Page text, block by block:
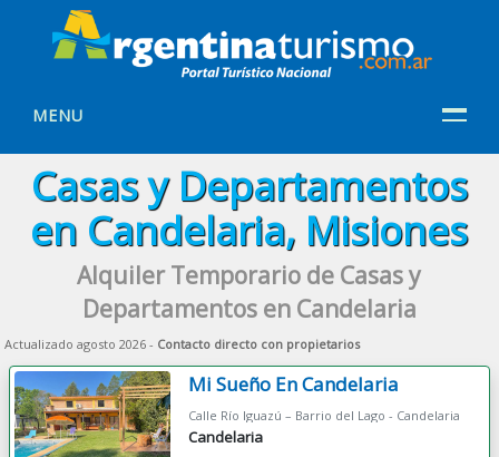
MENU
Casas y Departamentos
en Candelaria, Misiones
Alquiler Temporario de Casas y
Departamentos en Candelaria
Actualizado agosto 2026 - Contacto directo con propietarios
Mi Sueño En Candelaria
Calle Río Iguazú – Barrio del Lago - Candelaria
Candelaria